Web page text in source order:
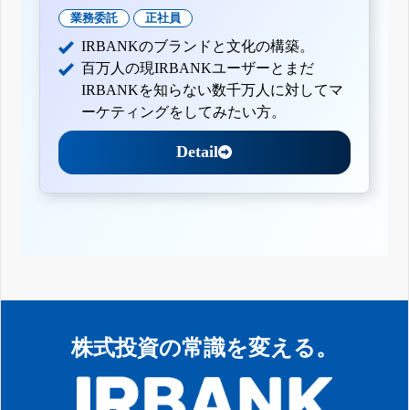
業務委託 正社員
IRBANKのブランドと文化の構築。
百万人の現IRBANKユーザーとまだ
IRBANKを知らない数千万人に対してマ
ーケティングをしてみたい方。
Detail
株式投資の常識を変える。